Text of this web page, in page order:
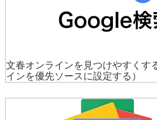
文春オンラインを見つけやすくす
インを優先ソースに設定する）